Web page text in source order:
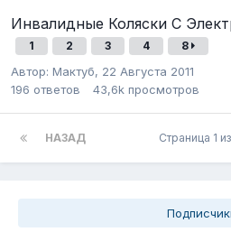
Инвалидные Коляски С
1 2 3 4 8
Автор: Мактуб, 22 Августа 2011
196 ответов 43,6k просмотров
НАЗАД Страница 1